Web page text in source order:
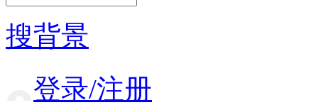
搜背景
登录/注册